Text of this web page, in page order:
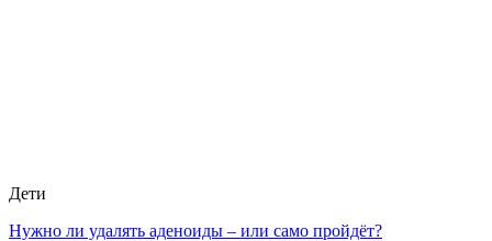
Дети
Нужно ли удалять аденоиды – или само пройдёт?